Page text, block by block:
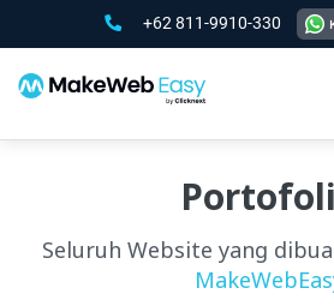
+62 811-9910-330
Seluruh Website yang